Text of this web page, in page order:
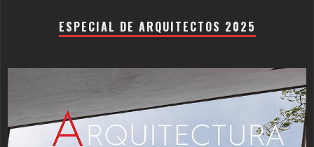
ESPECIAL DE ARQUITECTOS 2025